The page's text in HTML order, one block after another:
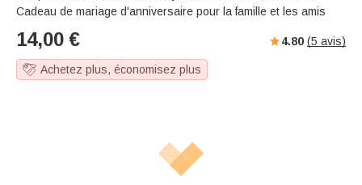
Cadeau de mariage d'anniversaire pour la famille et les amis
14,00 € 4.80 (5 avis)
Achetez plus, économisez plus